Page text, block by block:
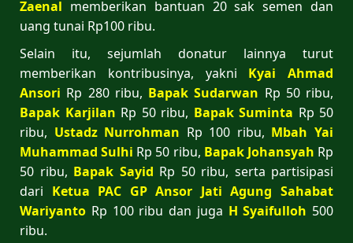
Zaenal memberikan bantuan 20 sak semen dan
uang tunai Rp100 ribu.
Selain itu, sejumlah donatur lainnya turut
memberikan kontribusinya, yakni Kyai
Ahmad
Ansori Rp 280 ribu, Bapak Sudarwan Rp 50 ribu,
Bapak Karjilan Rp 50 ribu, Bapak Suminta Rp 50
ribu, Ustadz Nurrohman Rp 100 ribu, Mbah Yai
Muhammad Sulhi Rp 50 ribu, Bapak Johansyah Rp
50 ribu, Bapak Sayid Rp 50 ribu, serta partisipasi
dari Ketua PAC GP Ansor Jati Agung Sahabat
Wariyanto Rp 100 ribu dan juga H Syaifulloh 500
ribu.